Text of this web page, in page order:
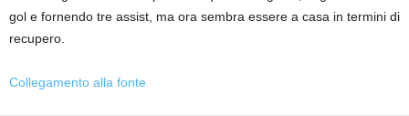
gol e fornendo tre assist, ma ora sembra essere a casa in termini di
recupero.
Collegamento alla fonte